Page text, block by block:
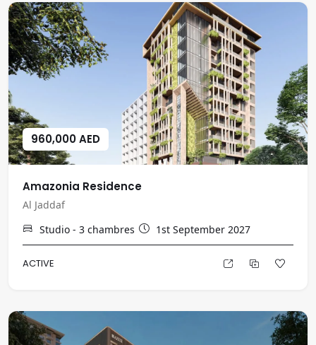
960,000 AED
Amazonia Residence
Al Jaddaf
Studio - 3 chambres 1st September 2027
ACTIVE